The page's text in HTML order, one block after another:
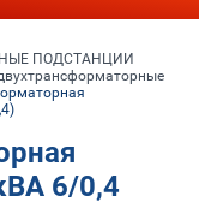
ПОДСТАНЦИИ
6/0,4